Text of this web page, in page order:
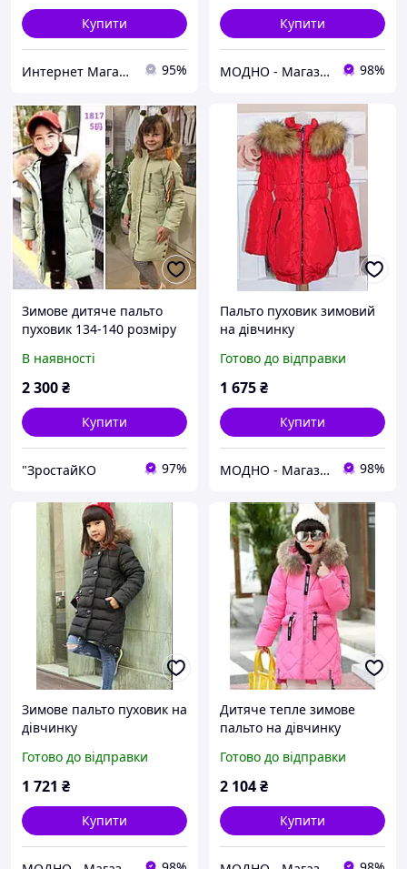
Купити
Интернет Магазин Олеся 95%
Купити
МОДНО - Магазин дитячого та жіночого одягу та взуття 98%
Зимове дитяче пальто
пуховик 134-140 розміру
В наявності
2 300₴
Купити
"ЗростайКО 97%
Пальто пуховик зимовий
на дівчинку
Готово до відправки
1 675₴
Купити
МОДНО - Магазин дитячого та жіночого одягу та взуття 98%
Зимове пальто пуховик на
дівчинку
Готово до відправки
1 721 ₴
Купити
Дитяче тепле зимове
пальто на дівчинку
"Пінк"
Готово до відправки
2 104₴
Купити